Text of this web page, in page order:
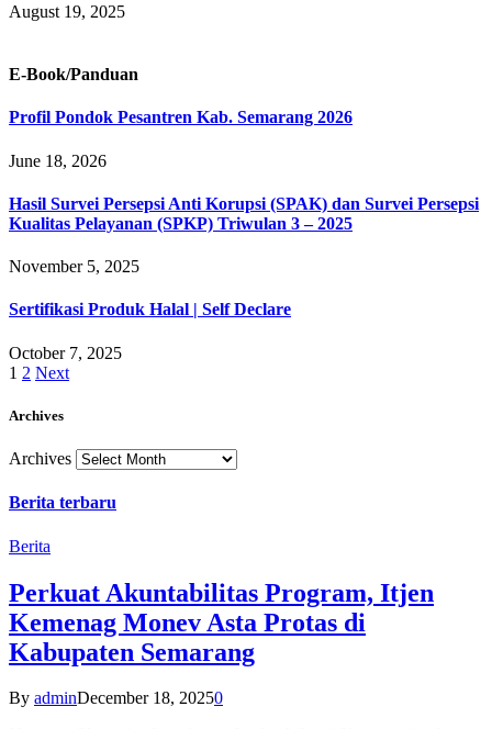
August 19, 2025
E-Book/Panduan
Profil Pondok Pesantren Kab. Semarang 2026
June 18, 2026
Hasil Survei Persepsi Anti Korupsi (SPAK) dan Survei Persepsi
Kualitas Pelayanan (SPKP) Triwulan 3 – 2025
November 5, 2025
Sertifikasi Produk Halal | Self Declare
October 7, 2025
1 2 Next
Archives
Archives
Berita terbaru
Berita
Perkuat Akuntabilitas Program, Itjen
Kemenag Monev Asta Protas di
Kabupaten Semarang
By adminDecember 18, 20250